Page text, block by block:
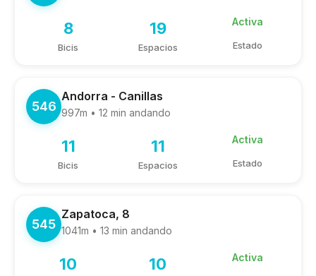
8
Bicis
19
Espacios
Activa
Estado
546
Andorra - Canillas
997m • 12 min andando
11
Bicis
11
Espacios
Activa
Estado
545
Zapatoca, 8
1041m • 13 min andando
10 10 Activa